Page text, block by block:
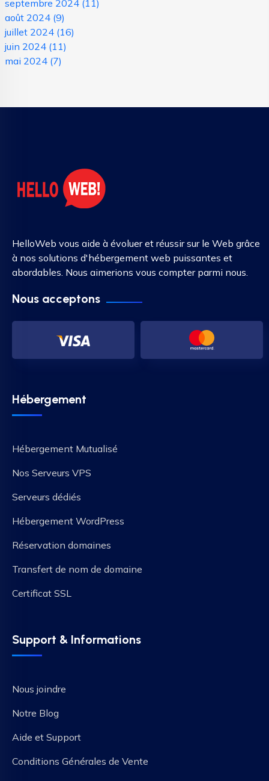
septembre 2024 (11)
août 2024 (9)
juillet 2024 (16)
juin 2024 (11)
mai 2024 (7)
HelloWeb vous aide à évoluer et réussir sur le Web grâce
à nos solutions d'hébergement web puissantes et
abordables. Nous aimerions vous compter parmi nous.
Nous acceptons
Hébergement
Hébergement Mutualisé
Nos Serveurs VPS
Serveurs dédiés
Hébergement WordPress
Réservation domaines
Transfert de nom de domaine
Certificat SSL
Support & Informations
Nous joindre
Notre Blog
Aide et Support
Conditions Générales de Vente